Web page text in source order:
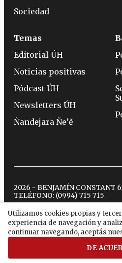
Utilizamos cookies propias y
experiencia de navegación y
continuar navegando, aceptás
DE
Sociedad
Temas
Editorial ÚH
Noticias positivas
Pódcast ÚH
Newsletters ÚH
Ñandejara Ñe’ẽ
2026 - BENJAMÍN CONSTANT
TELÉFONO: (0994) 715 715
twitterinstagram
facebook
tiktok